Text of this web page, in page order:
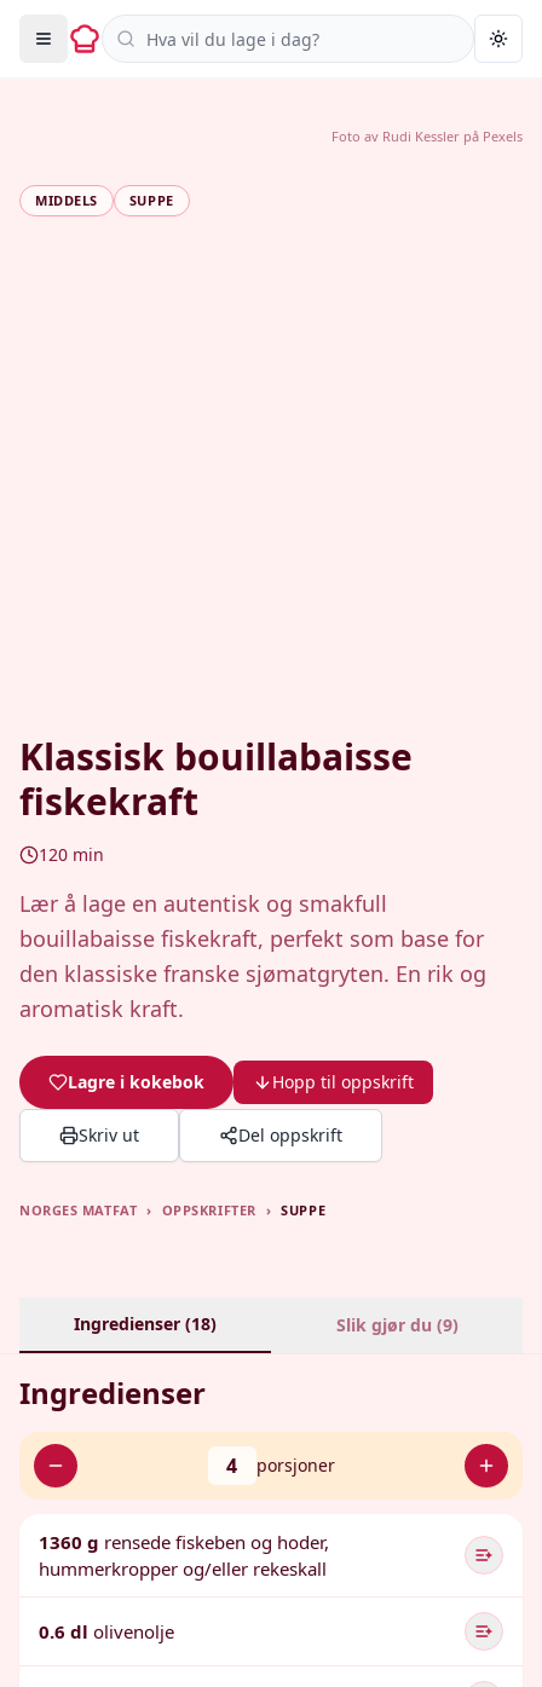
Søk i oppskrifter
MIDDELS SUPPE
Klassisk bouillabaisse
fiskekraft
120 min
Lær å lage en autentisk og smakfull
bouillabaisse fiskekraft, perfekt som base for
den klassiske franske sjømatgryten. En rik og
aromatisk kraft.
Lagre i kokebok Hopp til oppskrift
Skriv ut Del oppskrift
Foto av Rudi Kessler på Pexels
NORGES MATFAT › OPPSKRIFTER › SUPPE
Ingredienser (18) Slik gjør du (9)
Ingredienser
4 porsjoner
1360 g rensede fiskeben og hoder,
hummerkropper og/eller rekeskall
0.6 dl olivenolje